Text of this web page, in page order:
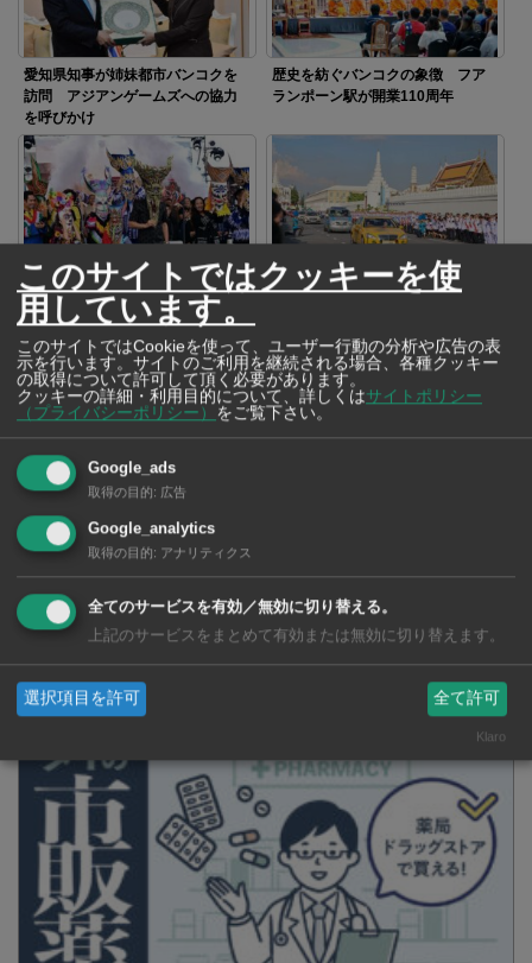
愛知県知事が姉妹都市バンコクを
訪問 アジアンゲームズへの協力
を呼びかけ
歴史を紡ぐバンコクの象徴 フア
ランポーン駅が開業110周年
ルーイ県の奇祭「ピーターコーン
祭り」 アヌティン首相も仮面を
被りパレードに参加
パッチャラキッティヤパー王女殿
下逝去 悲しみに包まれる中、ご
アヌティン首相がベトナム訪問
経済や安全保障の協力関係を強化
このサイトではクッキーを使
用しています。
このサイトではCookieを使って、ユーザー行動の分析や広告の表
示を行います。サイトのご利用を継続される場合、各種クッキー
の取得について許可して頂く必要があります。
クッキーの詳細・利用目的について、詳しくはサイトポリシー
（プライバシーポリシー）
をご覧下さい。
Google_ads
取得の目的: 広告
Google_analytics
取得の目的: アナリティクス
全てのサービスを有効／無効に切り替える。
上記のサービスをまとめて有効または無効に切り替えます。
選択項目を許可 全て許可
Klaro